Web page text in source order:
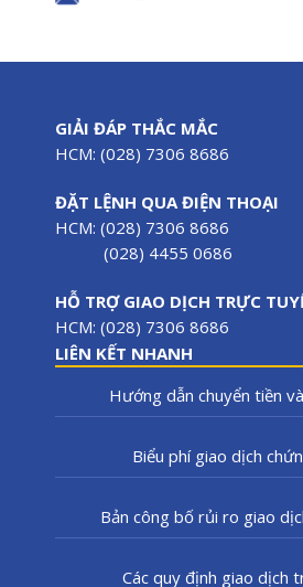
GIẢI ĐÁP THẮC MẮC
HCM: (028) 7306 8686
ĐẶT LỆNH QUA ĐIỆN THOẠI
HCM: (028) 7306 8686
(028) 4455 0686
HỖ TRỢ GIAO DỊCH TRỰC
HCM: (028) 7306 8686
LIÊN KẾT NHANH
Hướng dẫn chuyển tiền
Biểu phí giao dịch
Bản công bố rủi ro giao
Các quy định giao dịch